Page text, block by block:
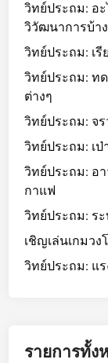
วิทย์ประถม: อ
วิวัฒนาการบ้าง
วิทย์ประถม: เ
วิทย์ประถม: ท
ต่างๆ
วิทย์ประถม: จ
วิทย์ประถม: เ
วิทย์ประถม: อ
กาแฟ
วิทย์ประถม: ระ
เชิญเล่นเกมวง
วิทย์ประถม: แ
รายการทั้ง